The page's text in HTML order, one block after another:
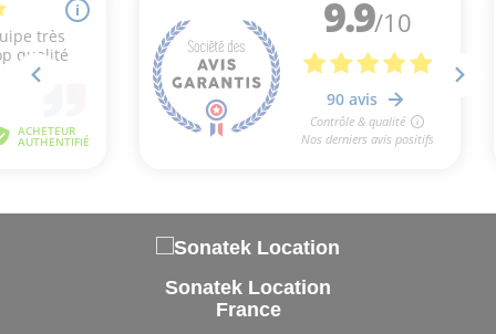
Sonatek Location
France